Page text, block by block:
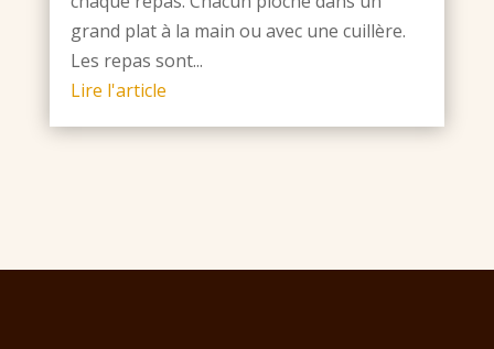
grand plat à la main ou avec une cuillère.
Les repas sont...
Lire l'article